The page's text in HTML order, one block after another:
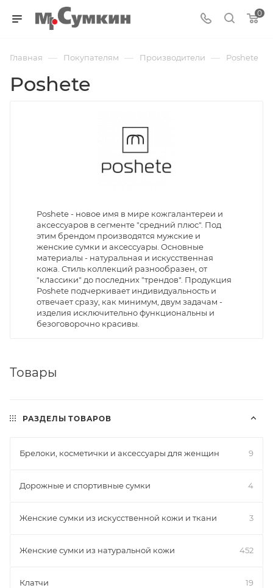
0
Главная — Покупателям — Производители — Poshete
Poshete
Poshete - новое имя в мире кожгалантереи и
аксессуаров в сегменте "средний плюс". Под
этим брендом производятся мужские и
женские сумки и аксессуары. Основные
материалы - натуральная и искусственная
кожа. Стиль коллекций разнообразен, от
"классики" до последних "трендов". Продукция
Poshete подчеркивает индивидуальность и
отвечает сразу, как минимум, двум задачам -
изделия исключительно функциональны и
безоговорочно красивы.
Товары
РАЗДЕЛЫ ТОВАРОВ
Брелоки, косметички и аксессуары для женщин 9
Дорожные и спортивные сумки 4
Женские сумки из искусственной кожи и ткани 3
Женские сумки из натуральной кожи 452
Клатчи 19